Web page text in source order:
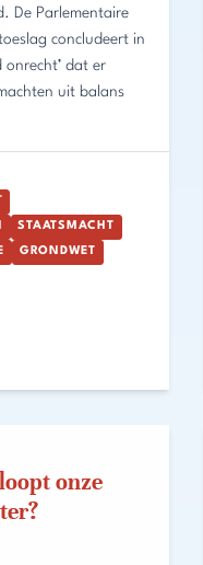
De Parlementaire
concludeert in
onrecht’ dat er
uit balans
STAATSMACHT
GRONDWET
onze